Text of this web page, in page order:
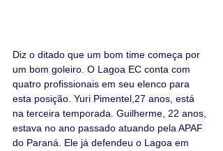
Diz o ditado que um bom time começa por
um bom goleiro. O Lagoa EC conta com
quatro profissionais em seu elenco para
esta posição. Yuri Pimentel,27 anos, está
na terceira temporada. Guilherme, 22 anos,
estava no ano passado atuando pela APAF
do Paraná. Ele já defendeu o Lagoa em